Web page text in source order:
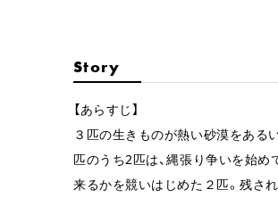
Story
【あらすじ】
３匹の生きものが熱い砂漠をある
匹のうち2匹は、縄張り争いを始め
来るかを競いはじめた２匹。残され